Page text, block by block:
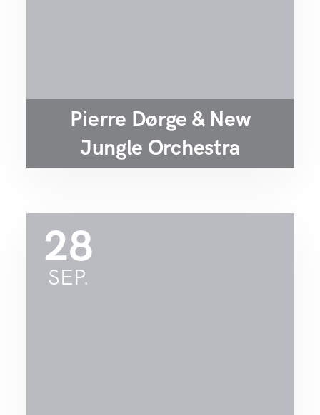
Pierre Dørge & New
Jungle Orchestra
28
SEP.